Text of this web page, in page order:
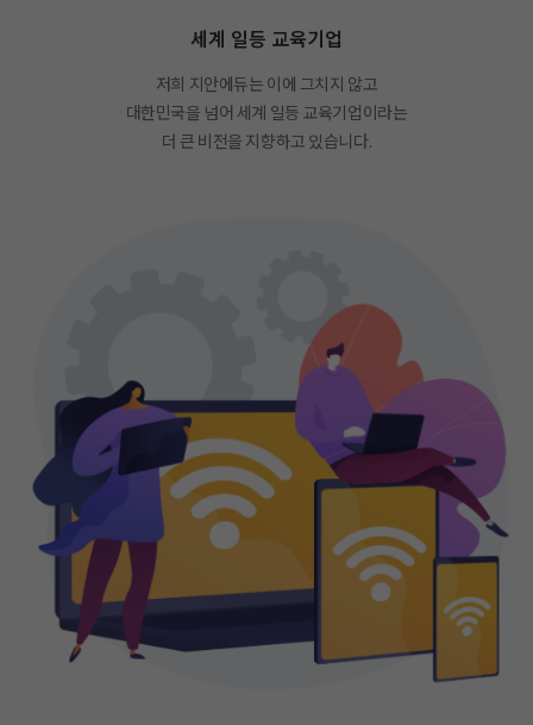
세계 일등 교육기업
저희 지안에듀는 이에 그치지 않고
대한민국을 넘어 세계 일등 교육기업이라는
더 큰 비전을 지향하고 있습니다.